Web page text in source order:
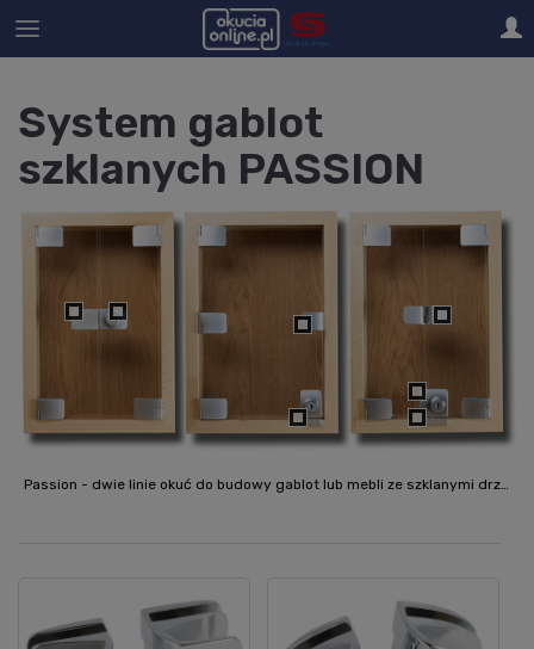
System gablot
szklanych PASSION